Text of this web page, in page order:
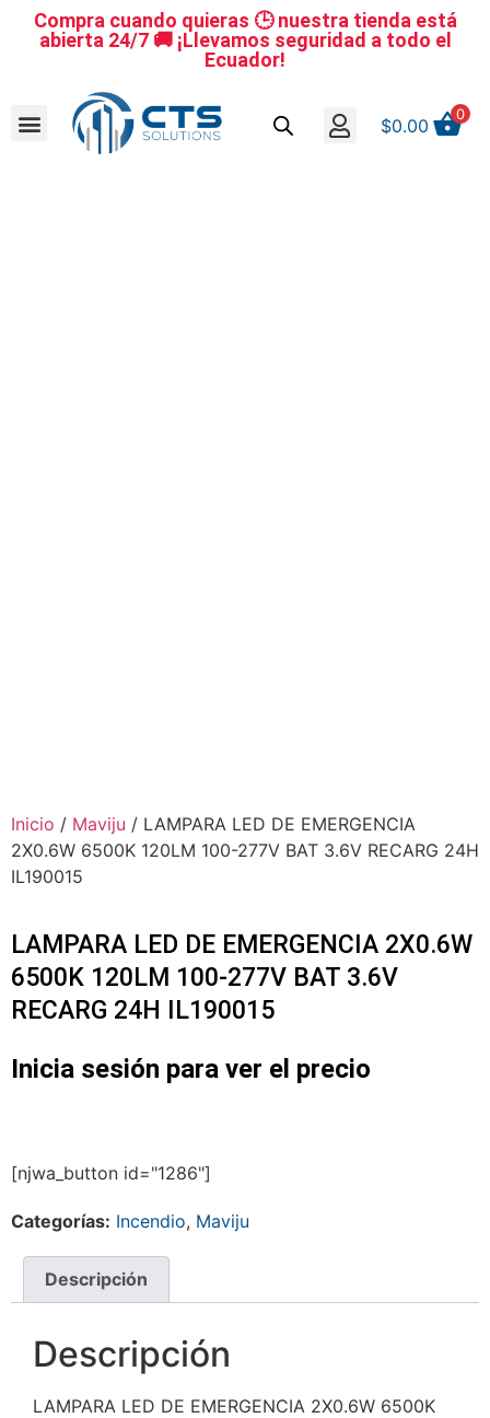
Compra cuando quieras 🕒 nuestra tienda está
abierta 24/7 🚚 ¡Llevamos seguridad a todo el
Ecuador!
$0.00
0
Inicio / Maviju / LAMPARA LED DE EMERGENCIA
2X0.6W 6500K 120LM 100-277V BAT 3.6V RECARG 24H
IL190015
LAMPARA LED DE EMERGENCIA 2X0.6W
6500K 120LM 100-277V BAT 3.6V
RECARG 24H IL190015
Inicia sesión para ver el precio
[njwa_button id="1286"]
Categorías: Incendio, Maviju
Descripción
Descripción
LAMPARA LED DE EMERGENCIA 2X0.6W 6500K